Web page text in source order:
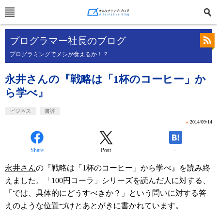
プログラマー社長のブログ
プログラミングでメシが食えるか！？
永井さんの『戦略は「1杯のコーヒー」か
ら学べ』
ビジネス 書評
» 2014/09/14
Share Post -
永井さんの『戦略は「1杯のコーヒー」から学べ』を読み終
えました。「100円コーラ」シリーズを読んだ人に対する、
「では、具体的にどうすべきか？」という問いに対する答
えのような位置づけとあとがきに書かれています。